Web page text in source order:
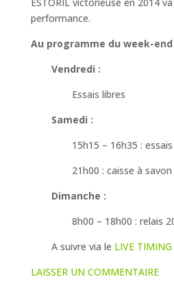
performance.
Au programme du week-end
Vendredi :
Essais libres
Samedi :
15h15 – 16h35 :
21h00 : caisse à savon
Dimanche :
8h00 – 18h00 : relais
A suivre via le LIVE TIMING
LAISSER UN COMMENTAIRE